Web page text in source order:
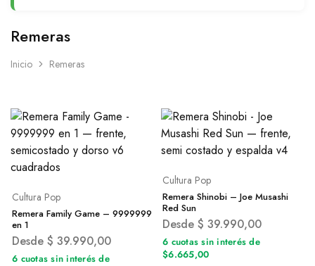
Remeras
Inicio Remeras
Cultura Pop
Remera Family Game – 9999999
en 1
Desde $ 39.990,00
6 cuotas sin interés de
Cultura Pop
Remera Shinobi – Joe Musashi
Red Sun
Desde $ 39.990,00
6 cuotas sin interés de
$6.665,00